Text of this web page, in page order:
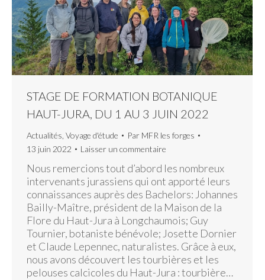
STAGE DE FORMATION BOTANIQUE
HAUT-JURA, DU 1 AU 3 JUIN 2022
Actualités Voyage d'étude Par MFR les forges
13 juin 2022
Laisser un commentaire
Nous remercions tout d’abord les nombreux
intervenants jurassiens qui ont apporté leurs
connaissances auprès des Bachelors: Johannes
Bailly-Maître, président de la Maison de la
Flore du Haut-Jura à Longchaumois; Guy
Tournier, botaniste bénévole; Josette Dornier
et Claude Lepennec, naturalistes. Grâce à eux,
nous avons découvert les tourbières et les
pelouses calcicoles du Haut-Jura : tourbière…